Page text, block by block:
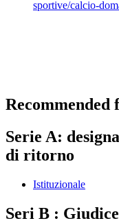
Recommended
Serie A:
di ritorno
Istituzionale
Seri B :